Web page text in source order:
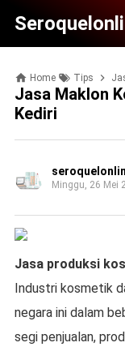
Home Tips
Jasa Maklon
Kediri
Minggu, 26 Mei
Jasa produksi
Industri kosmetik
negara ini dalam
segi penjualan,